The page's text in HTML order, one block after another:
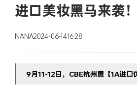
进口美妆黑马来袭
NANA2024-06-1416:28
9月11-12日，CBE杭州展【1A进口